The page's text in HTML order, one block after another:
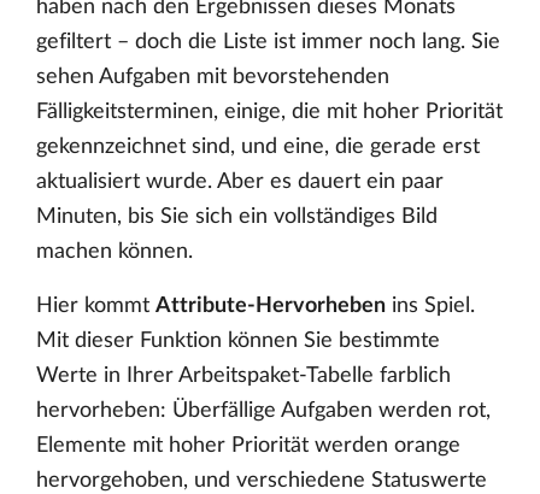
haben nach den Ergebnissen dieses Monats
gefiltert – doch die Liste ist immer noch lang. Sie
sehen Aufgaben mit bevorstehenden
Fälligkeitsterminen, einige, die mit hoher Priorität
gekennzeichnet sind, und eine, die gerade erst
aktualisiert wurde. Aber es dauert ein paar
Minuten, bis Sie sich ein vollständiges Bild
machen können.
Hier kommt Attribute-Hervorheben ins Spiel.
Mit dieser Funktion können Sie bestimmte
Werte in Ihrer Arbeitspaket-Tabelle farblich
hervorheben: Überfällige Aufgaben werden rot,
Elemente mit hoher Priorität werden orange
hervorgehoben, und verschiedene Statuswerte